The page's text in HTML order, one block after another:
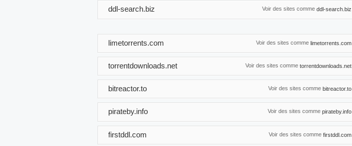
Voir des sites comme ddl-search.biz
ddl-search.biz
Voir des sites comme limetorrents.com
limetorrents.com
Voir des sites comme torrentdownloads.net
torrentdownloads.net
Voir des sites comme bitreactor.to
bitreactor.to
Voir des sites comme pirateby.info
pirateby.info
Voir des sites comme firstddl.com
firstddl.com